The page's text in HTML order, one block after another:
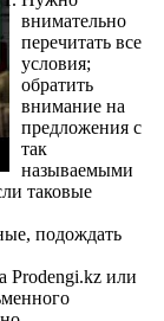
внимательно
перечитать все
условия;
обратить
внимание на
предложения с
так
называемыми
таковые
подождать
Prodengi.kz или